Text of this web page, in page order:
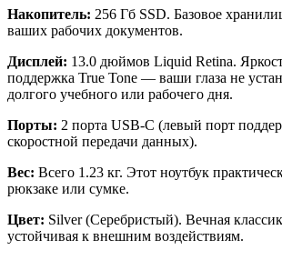
Накопитель: 256 Гб SSD. Базовое
ваших рабочих документов.
Дисплей: 13.0 дюймов Liquid Retina.
поддержка True Tone — ваши глаза не
долгого учебного или рабочего дня.
Порты: 2 порта USB-C (левый порт
скоростной передачи данных).
Вес: Всего 1.23 кг. Этот ноутбук
рюкзаке или сумке.
Цвет: Silver (Серебристый). Вечная
устойчивая к внешним воздействиям.